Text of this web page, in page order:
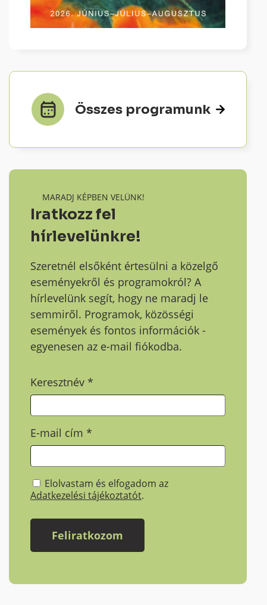
Összes programunk
MARADJ KÉPBEN VELÜNK!
Iratkozz fel
hírlevelünkre!
Szeretnél elsőként értesülni a közelgő
eseményekről és programokról? A
hírlevelünk segít, hogy ne maradj le
semmiről. Programok, közösségi
események és fontos információk -
egyenesen az e-mail fiókodba.
Keresztnév*
E-mail cím*
Elolvastam és elfogadom az
Adatkezelési tájékoztatót.